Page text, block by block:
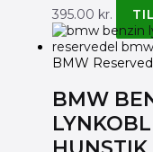
395.00 kr.
BMW
BMW